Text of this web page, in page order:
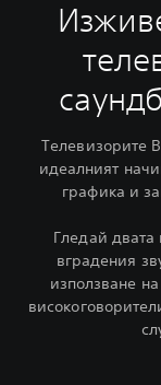
Телевизорите
идеалният
графика и
Гледай
вградения
използване